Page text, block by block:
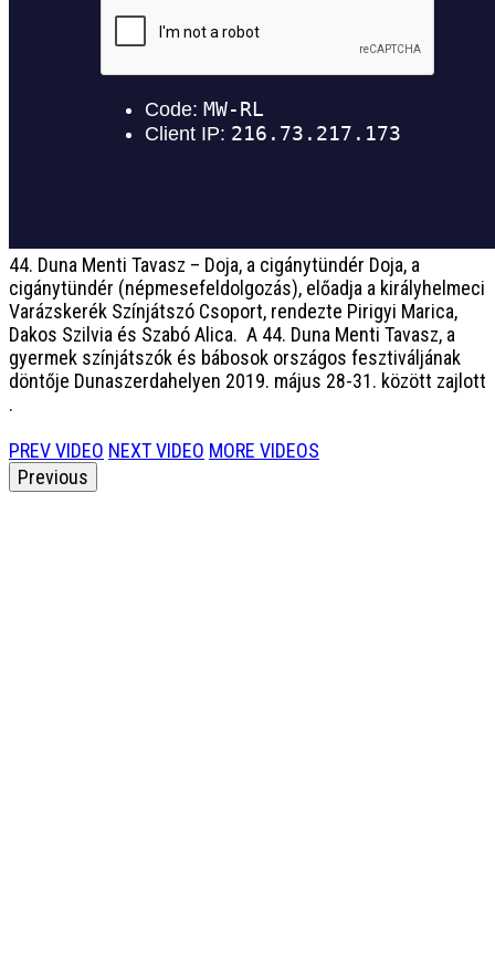
44. Duna Menti Tavasz – Doja, a cigánytündér Doja, a
cigánytündér (népmesefeldolgozás), előadja a királyhelmeci
Varázskerék Színjátszó Csoport, rendezte Pirigyi Marica,
Dakos Szilvia és Szabó Alica. A 44. Duna Menti Tavasz, a
gyermek színjátszók és bábosok országos fesztiváljának
döntője Dunaszerdahelyen 2019. május 28-31. között zajlott
.
PREV VIDEO NEXT VIDEO MORE VIDEOS
Previous